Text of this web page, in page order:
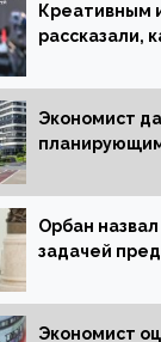
Креативным
рассказали,
экономики
Экономист
Орбан назвал
задачей
за мир
Экономист